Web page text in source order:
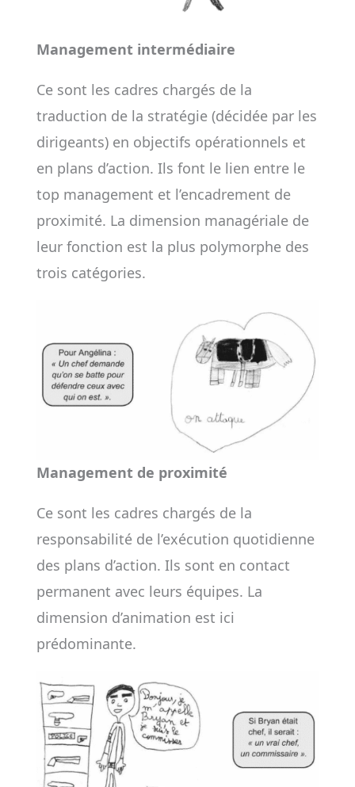
Management intermédiaire
Ce sont les cadres chargés de la
traduction de la stratégie (décidée par les
dirigeants) en objectifs opérationnels et
en plans d’action. Ils font le lien entre le
top management et l’encadrement de
proximité. La dimension managériale de
leur fonction est la plus polymorphe des
trois catégories.
Management de proximité
Ce sont les cadres chargés de la
responsabilité de l’exécution quotidienne
des plans d’action. Ils sont en contact
permanent avec leurs équipes. La
dimension d’animation est ici
prédominante.